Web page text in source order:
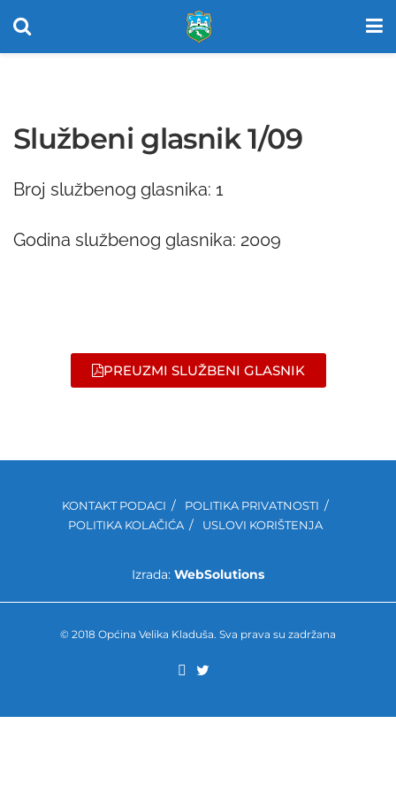
Službeni glasnik 1/09
Broj službenog glasnika: 1
Godina službenog glasnika: 2009
PREUZMI SLUŽBENI GLASNIK
KONTAKT PODACI
POLITIKA PRIVATNOSTI
POLITIKA KOLAČIĆA
USLOVI KORIŠTENJA
Izrada: WebSolutions
© 2018 Općina Velika Kladuša. Sva prava su zadržana